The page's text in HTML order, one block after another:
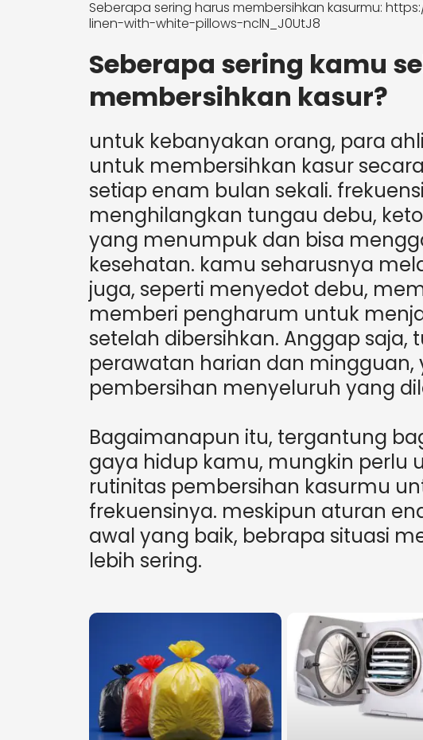
Seberapa sering harus membersihkan kasurmu:
linen-with-white-pillows-nclN_J0UtJ8
Seberapa sering kamu
membersihkan kasur?
untuk kebanyakan orang, para
untuk membersihkan kasur
setiap enam bulan sekali.
menghilangkan tungau debu,
yang menumpuk dan bisa
kesehatan. kamu seharusnya
juga, seperti menyedot debu,
memberi pengharum untuk
setelah dibersihkan. Anggap saja,
perawatan harian dan
pembersihan menyeluruh yang
Bagaimanapun itu, tergantung
gaya hidup kamu, mungkin perlu
rutinitas pembersihan kasurmu
frekuensinya. meskipun aturan
awal yang baik, bebrapa situasi
lebih sering.